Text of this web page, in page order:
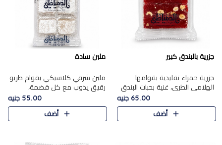
جزرية بالبندق كبير
جزرية حمراء تقليدية بقوامها
الهلامي الطري، غنية بحبات البندق
الفاخرة التي تضيف قرمشة راقية
إلى قوامها الناعم، لتقدم مزيجًا
متوازنًا من النكه..
65.00 جنيه
أضف
ملبن سادة
ملبن شرقي كلاسيكي بقوام طريو
رقيق يذوب مع كل قضمة،
مغطى بطبقة ناعمة من السكر
البودرة ليقدم المذاق الأصيل الذي
ارتبط بحلويات المولد التقليدي..
55.00 جنيه
أضف